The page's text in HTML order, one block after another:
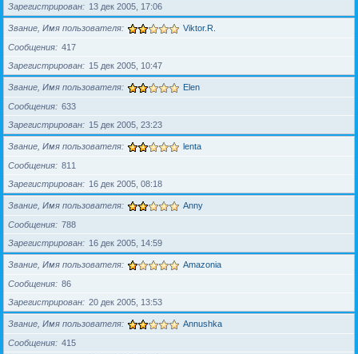
Зарегистрирован
13 дек 2005, 17:06
Звание, Имя пользователя Viktor.R.
Сообщения
417
Зарегистрирован
15 дек 2005, 10:47
Звание, Имя пользователя Elen
Сообщения
633
Зарегистрирован
15 дек 2005, 23:23
Звание, Имя пользователя lenta
Сообщения
811
Зарегистрирован
16 дек 2005, 08:18
Звание, Имя пользователя Anny
Сообщения
788
Зарегистрирован
16 дек 2005, 14:59
Звание, Имя пользователя Amazonia
Сообщения
86
Зарегистрирован
20 дек 2005, 13:53
Звание, Имя пользователя Annushka
Сообщения
415